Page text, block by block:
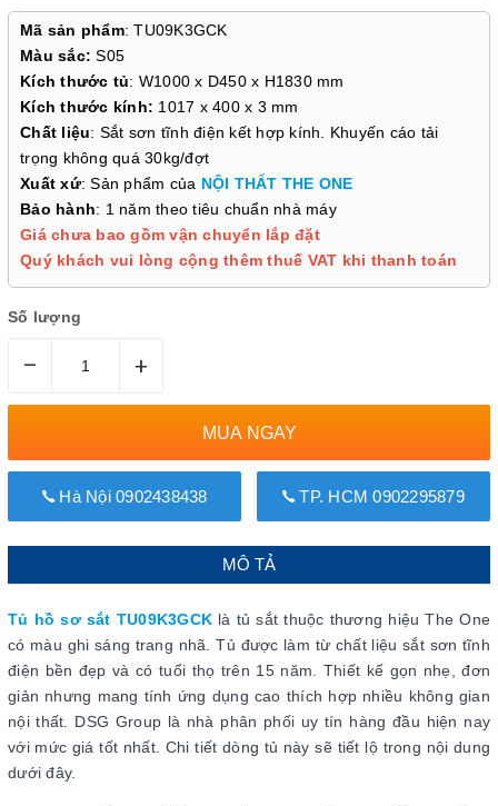
Mã sản phẩm: TU09K3GCK
Màu sắc: S05
Kích thước tủ: W1000 x D450 x H1830 mm
Kích thước kính: 1017 x 400 x 3 mm
Chất liệu: Sắt sơn tĩnh điện kết hợp kính. Khuyến cáo tải
trọng không quá 30kg/đợt
Xuất xứ: Sản phẩm của NỘI THẤT THE ONE
Bảo hành: 1 năm theo tiêu chuẩn nhà máy
Giá chưa bao gồm vận chuyển lắp đặt
Quý khách vui lòng cộng thêm thuế VAT khi thanh toán
Số lượng
– +
MUA NGAY
Hà Nội 0902438438 TP. HCM 0902295879
MÔ TẢ
Tủ hồ sơ sắt TU09K3GCK là tủ sắt thuộc thương hiệu The One
có màu ghi sáng trang nhã. Tủ được làm từ chất liệu sắt sơn tĩnh
điện bền đẹp và có tuổi thọ trên 15 năm. Thiết kế gọn nhẹ, đơn
giản nhưng mang tính ứng dụng cao thích hợp nhiều không gian
nội thất. DSG Group là nhà phân phối uy tín hàng đầu hiện nay
với mức giá tốt nhất. Chi tiết dòng tủ này sẽ tiết lộ trong nội dung
dưới đây.